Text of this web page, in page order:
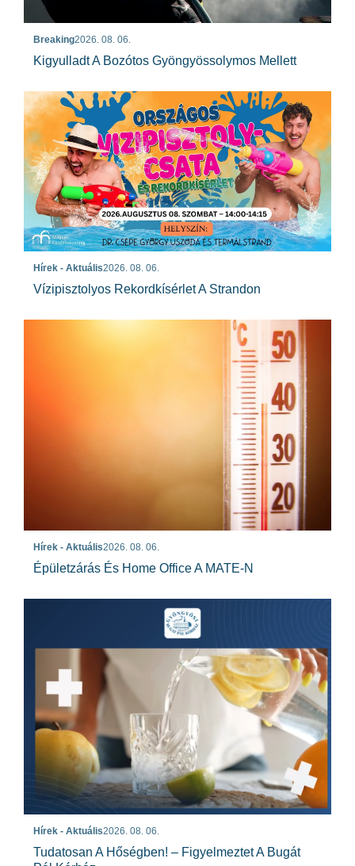
Breaking2026. 08. 06.
Kigyulladt A Bozótos Gyöngyössolymos Mellett
Hírek - Aktuális2026. 08. 06.
Vízipisztolyos Rekordkísérlet A Strandon
Hírek - Aktuális2026. 08. 06.
Épületzárás És Home Office A MATE-N
Hírek - Aktuális2026. 08. 06.
Tudatosan A Hőségben! – Figyelmeztet A Bugát